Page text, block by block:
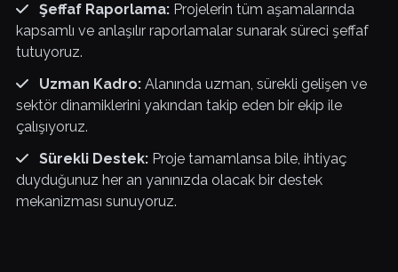
Şeffaf Raporlama:Projelerin tüm aşamalarında
kapsamlı ve anlaşılır raporlamalar sunarak süreci şeffaf
tutuyoruz.
Uzman Kadro:Alanında uzman, sürekli gelişen ve
sektör dinamiklerini yakından takip eden bir ekip ile
çalışıyoruz.
Sürekli Destek:Proje tamamlansa bile, ihtiyaç
duyduğunuz her an yanınızda olacak bir destek
mekanizması sunuyoruz.